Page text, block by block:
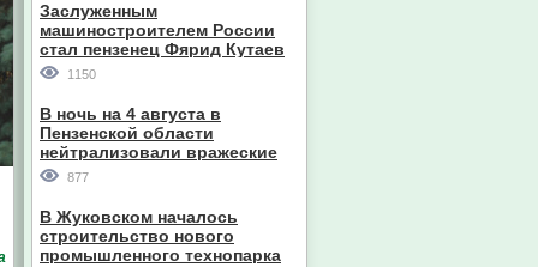
Заслуженным
машиностроителем России
стал пензенец Фярид Кутаев
1150
В ночь на 4 августа в
Пензенской области
нейтрализовали вражеские
дроны
877
В Жуковском началось
строительство нового
промышленного технопарка